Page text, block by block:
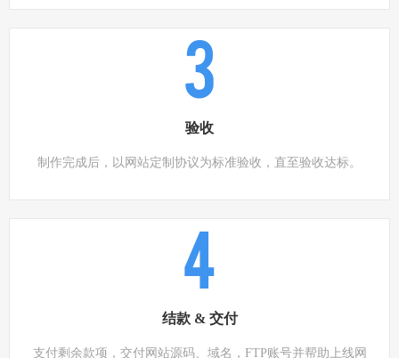
3
验收
制作完成后，以网站定制协议为标准验收，直至验收达标。
4
结款 & 交付
支付剩余款项，交付网站源码、域名，FTP账号并帮助上线网